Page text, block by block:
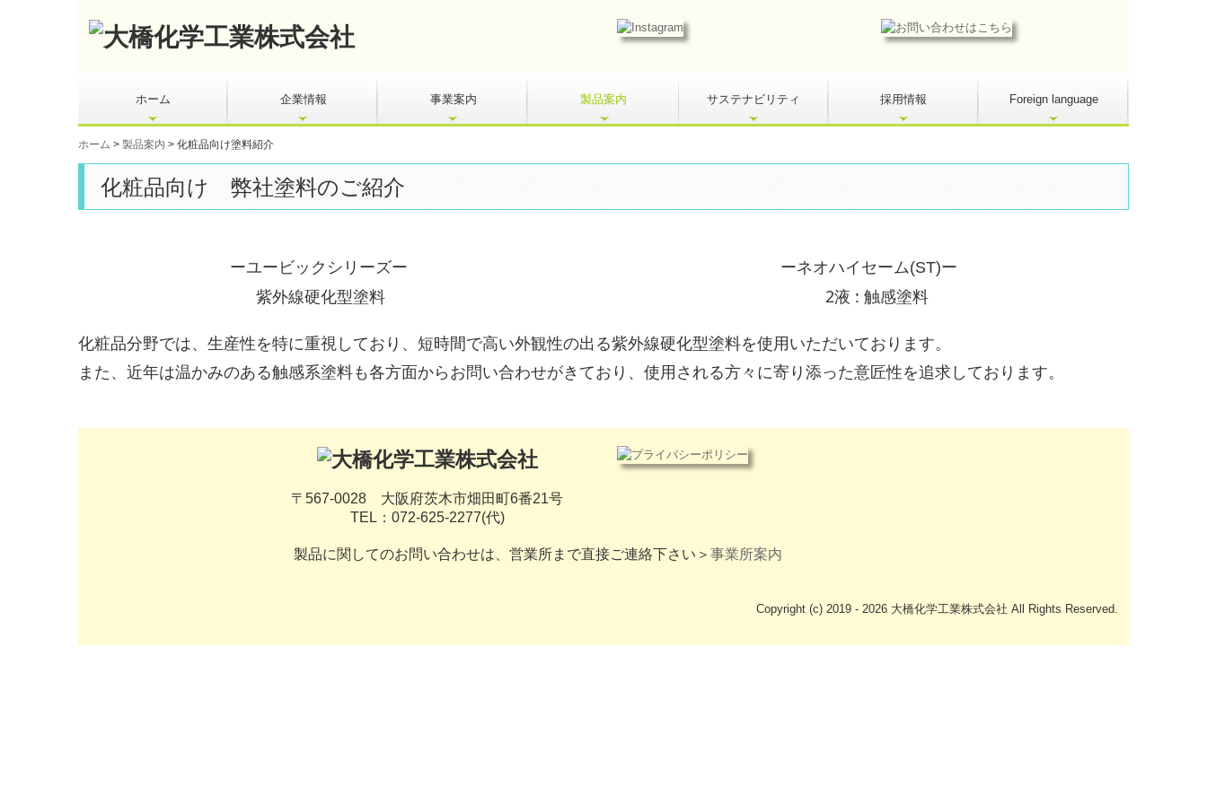
ホーム 企業情報 事業案内 製品案内 サステナビリティ 採用情報 Foreign language
ホーム 製品案内 化粧品向け塗料紹介
化粧品向け 弊社塗料のご紹介
ーユービックシリーズー
紫外線硬化型塗料
ーネオハイセーム(ST)ー
2液 : 触感塗料
化粧品分野では、生産性を特に重視しており、 短時間で高い外観性の出る紫外線硬化型塗料を使用いただいております。
また、近年は温かみのある触感系塗料も各方面からお問い合わせがきており、 使用される方々に寄り添った意匠性を追求しております。
〒567-0028 大阪府茨木市畑田町6番21号
TEL： 072-625-2277(代)
製品に関してのお問い合わせは、営業所まで直接ご連絡下さい＞ 事業所案内
Copyright (c) 2019 - 2026 大橋化学工業株式会社 All Rights Reserved.